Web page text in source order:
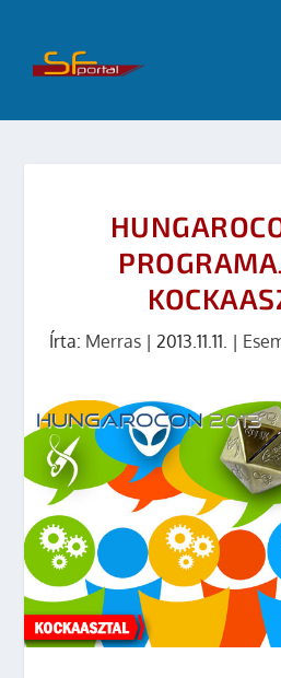
Írta: Merras | 2013.11.11. |